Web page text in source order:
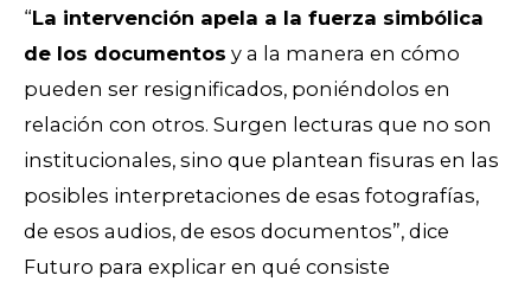
“La intervención apela a la fuerza simbólica
de los documentos y a la manera en cómo
pueden ser resignificados, poniéndolos en
relación con otros. Surgen lecturas que no son
institucionales, sino que plantean fisuras en las
posibles interpretaciones de esas fotografías,
de esos audios, de esos documentos”, dice
Futuro para explicar en qué consiste